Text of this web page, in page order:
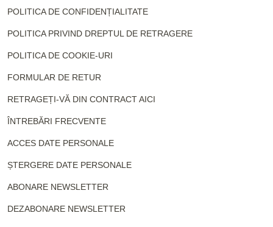
POLITICA DE CONFIDENȚIALITATE
POLITICA PRIVIND DREPTUL DE RETRAGERE
POLITICA DE COOKIE-URI
FORMULAR DE RETUR
RETRAGEȚI-VĂ DIN CONTRACT AICI
ÎNTREBĂRI FRECVENTE
ACCES DATE PERSONALE
ȘTERGERE DATE PERSONALE
ABONARE NEWSLETTER
DEZABONARE NEWSLETTER